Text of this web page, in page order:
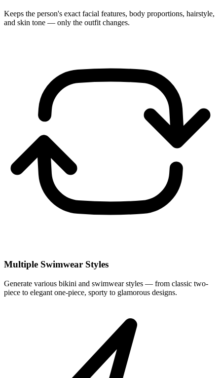
Keeps the person's exact facial features, body proportions, hairstyle,
and skin tone — only the outfit changes.
Multiple Swimwear Styles
Generate various bikini and swimwear styles — from classic two-
piece to elegant one-piece, sporty to glamorous designs.